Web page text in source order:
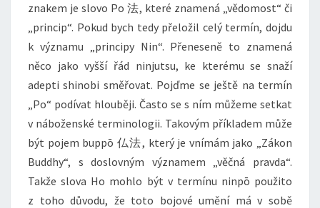
znakem je slovo Po 法, které znamená „vědomost“ či
„princip“. Pokud bych tedy přeložil celý termín, dojdu
k významu „principy Nin“. Přeneseně to znamená
něco jako vyšší řád ninjutsu, ke kterému se snaží
adepti shinobi směřovat. Pojďme se ještě na termín
„Po“ podívat hlouběji. Často se s ním můžeme setkat
v náboženské terminologii. Takovým příkladem může
být pojem buppō 仏法, který je vnímám jako „Zákon
Buddhy“, s doslovným významem „věčná pravda“.
Takže slova Ho mohlo být v termínu ninpō použito
z toho důvodu, že toto bojové umění má v sobě